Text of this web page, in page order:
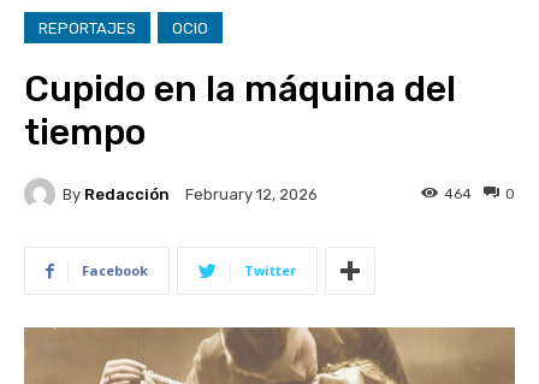
REPORTAJES OCIO
Cupido en la máquina del
tiempo
By Redacción February 12, 2026 0
464
Facebook Twitter